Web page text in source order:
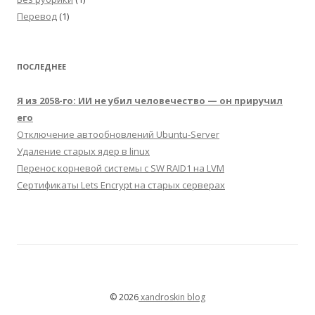
Перевод (1)
ПОСЛЕДНЕЕ
Я из 2058-го: ИИ не убил человечество — он приручил
его
Отключение автообновлений Ubuntu-Server
Удаление старых ядер в linux
Перенос корневой системы с SW RAID1 на LVM
Сертификаты Lets Encrypt на старых серверах
© 2026xandroskin blog